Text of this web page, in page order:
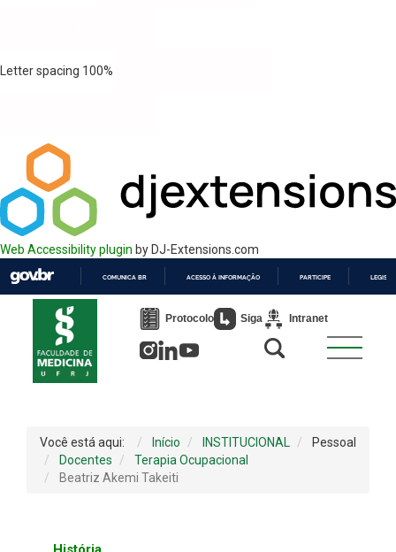
Letter spacing 100%
Web Accessibility plugin by DJ-Extensions.com
PARA
COMUNICA BR ACESSO À INFORMAÇÃO PARTICIPE
Protocolo Siga Intranet
Você está aqui: Início INSTITUCIONAL
Pessoal
Docentes
Terapia Ocupacional
Beatriz Akemi Takeiti